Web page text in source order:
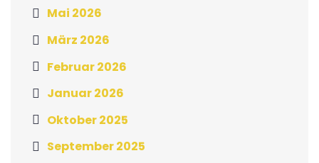
Mai 2026
März 2026
Februar 2026
Januar 2026
Oktober 2025
September 2025